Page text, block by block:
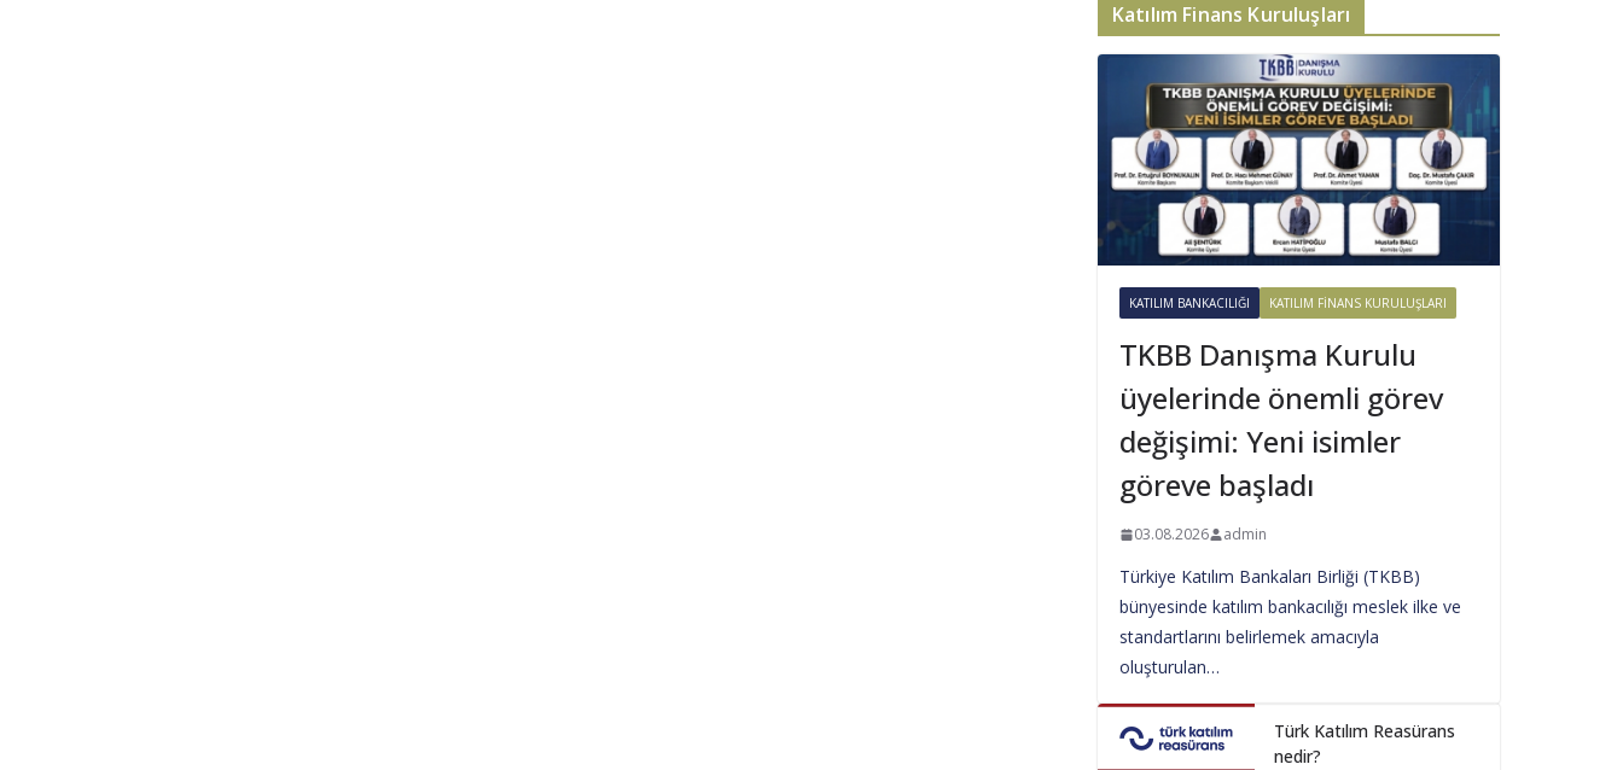
Katılım Finans Kuruluşları
KATILIM BANKACILIĞI KATILIM FINANS KURULUŞLARI
TKBB Danışma Kurulu
üyelerinde önemli görev
değişimi: Yeni isimler
göreve başladı
03.08.2026 admin
Türkiye Katılım Bankaları Birliği (TKBB)
bünyesinde katılım bankacılığı meslek ilke ve
standartlarını belirlemek amacıyla
oluşturulan…
Türk Katılım Reasürans
nedir?